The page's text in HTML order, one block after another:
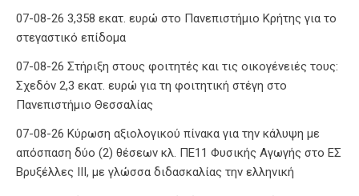
07-08-26 3,358 εκατ. ευρώ στο Πανεπιστήμιο Κρήτης για το
στεγαστικό επίδομα
07-08-26 Στήριξη στους φοιτητές και τις οικογένειές τους:
Σχεδόν 2,3 εκατ. ευρώ για τη φοιτητική στέγη στο
Πανεπιστήμιο Θεσσαλίας
07-08-26 Κύρωση αξιολογικού πίνακα για την κάλυψη με
απόσπαση δύο (2) θέσεων κλ. ΠΕ11 Φυσικής Αγωγής στο ΕΣ
Βρυξέλλες ΙΙΙ, με γλώσσα διδασκαλίας την ελληνική